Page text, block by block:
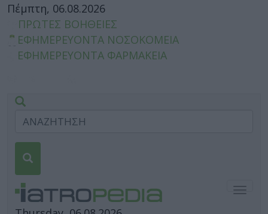
Πέμπτη, 06.08.2026
ΠΡΩΤΕΣ ΒΟΗΘΕΙΕΣ
ΕΦΗΜΕΡΕΥΟΝΤΑ ΝΟΣΟΚΟΜΕΙΑ
ΕΦΗΜΕΡΕΥΟΝΤΑ ΦΑΡΜΑΚΕΙΑ